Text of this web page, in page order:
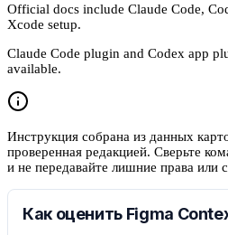
Official docs include Claude Code,
Xcode setup.
Claude Code plugin and Codex app
available.
Инструкция собрана из данных
проверенная редакцией. Сверьте
и не передавайте лишние права или
Как оценить Figma